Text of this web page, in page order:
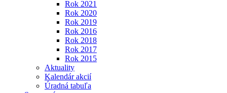
Rok 2021
Rok 2020
Rok 2019
Rok 2016
Rok 2018
Rok 2017
Rok 2015
Aktuality
Kalendár akcií
Úradná tabuľa